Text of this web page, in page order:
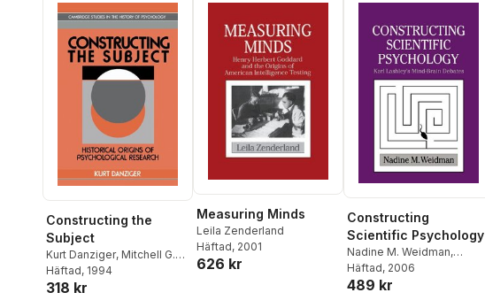
Constructing the
Subject
Kurt Danziger, Mitchell G.
Ash
Häftad, 1994
318 kr
Measuring Minds
Leila Zenderland
Häftad, 2001
626 kr
Constructing
Scientific Psychology
Nadine M. Weidman,
Mitchell G. Ash
Woodward
Häftad, 2006
489 kr